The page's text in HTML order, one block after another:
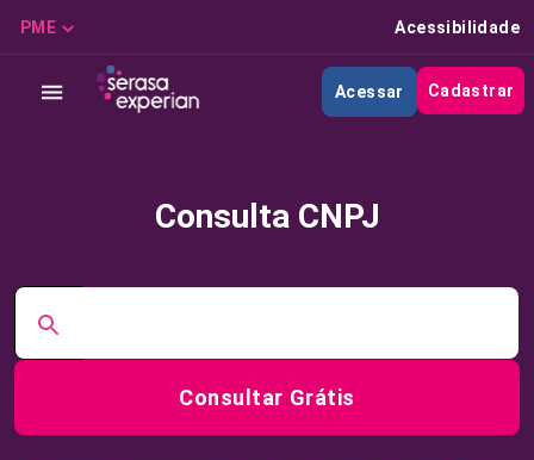
PME Acessibilidade
Acessar Cadastrar
Consulta CNPJ
Consultar Grátis